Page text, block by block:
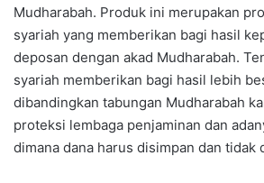
Mudharabah. Produk ini merupakan
syariah yang memberikan bagi hasil
deposan dengan akad Mudharabah.
syariah memberikan bagi hasil lebih
dibandingkan tabungan Mudharabah
proteksi lembaga penjaminan dan
dimana dana harus disimpan dan tidak